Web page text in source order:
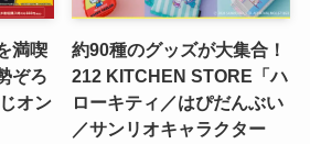
満喫
ぞろ
オン
約90種のグッズが大集合！
212 KITCHEN STORE「ハ
ローキティ／はぴだんぶい
／サンリオキャラクター